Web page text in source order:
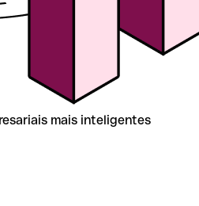
mais inteligentes